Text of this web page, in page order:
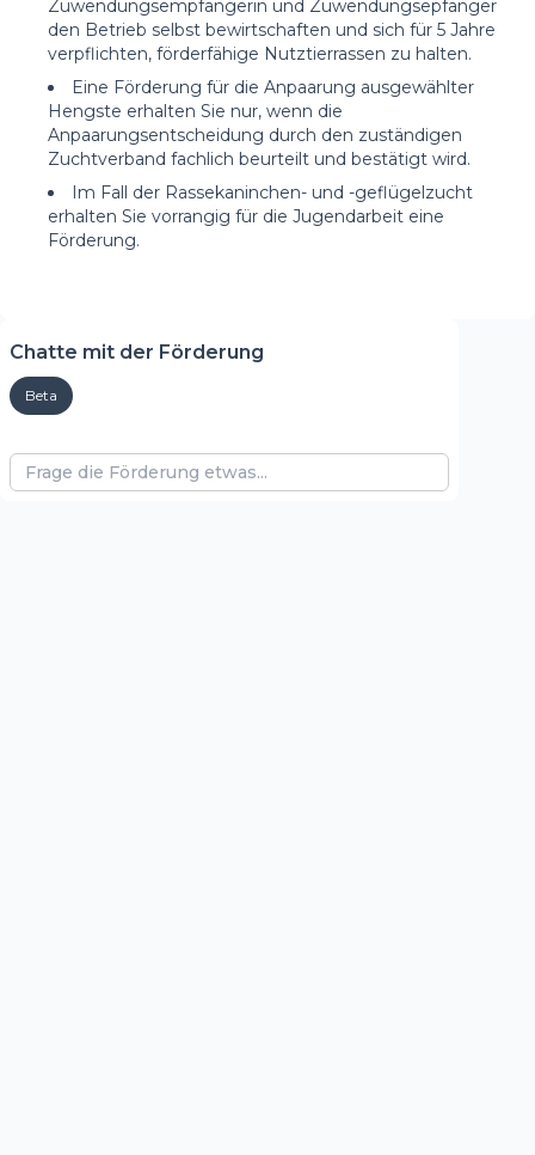
Zuwendungsempfängerin und Zuwendungsepfänger
den Betrieb selbst bewirtschaften und sich für 5 Jahre
verpflichten, förderfähige Nutztierrassen zu halten.
Eine Förderung für die Anpaarung ausgewählter
Hengste erhalten Sie nur, wenn die
Anpaarungsentscheidung durch den zuständigen
Zuchtverband fachlich beurteilt und bestätigt wird.
Im Fall der Rassekaninchen- und -geflügelzucht
erhalten Sie vorrangig für die Jugendarbeit eine
Förderung.
Chatte mit der Förderung
Beta